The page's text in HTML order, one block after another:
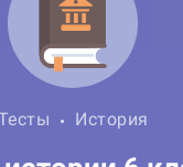
История